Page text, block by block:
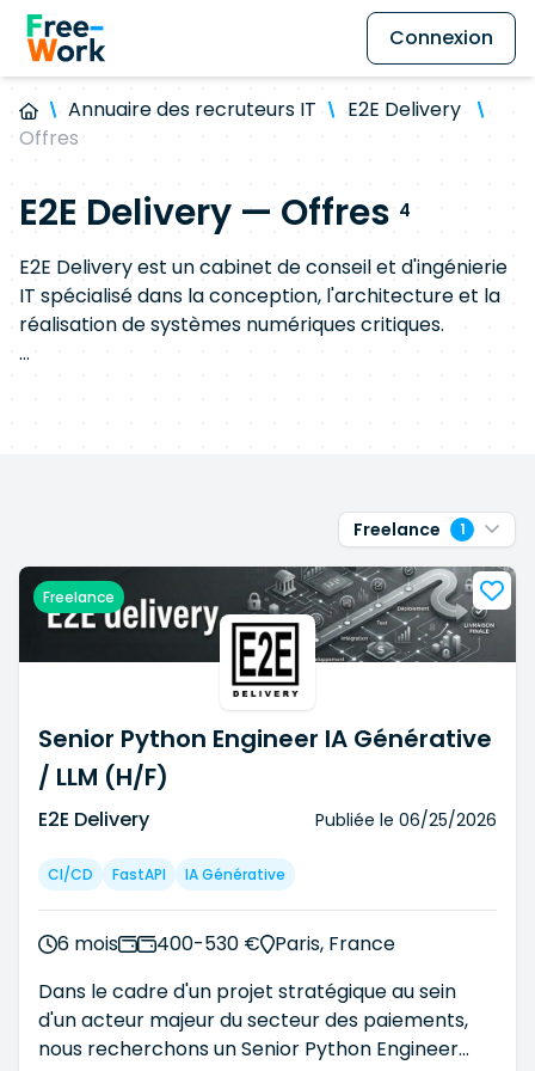
Connexion
Annuaire des recruteurs IT
E2E Delivery
Offres
E2E Delivery — Offres 4
E2E Delivery est un cabinet de conseil et d'ingénierie
IT spécialisé dans la conception, l'architecture et la
réalisation de systèmes numériques critiques.
Notre approche repose sur une exigence forte de
qualité d'ingénierie, une culture du delivery end-to-
end et une capacité à intégrer des environnements
techniques complexes, depuis la conception jusqu'à
Nous intervenons comme partenaire d'exécution
auprès des équipes IT et des directions techniques,
avec une priorité constante : construire des
durée.
Freelance 1
Freelance
Senior Python Engineer IA Générative
/ LLM (H/F)
E2E Delivery Publiée le 06/25/2026
CI/CD FastAPI IA Générative
6 mois 400-530 €
Paris, France
Dans le cadre d'un projet stratégique au sein
d'un acteur majeur du secteur des paiements,
nous recherchons un Senior Python Engineer